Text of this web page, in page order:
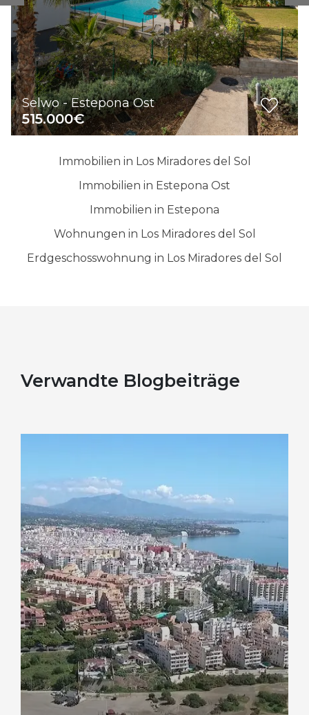
Selwo - Estepona Ost
515.000€
Immobilien in Los Miradores del Sol
Immobilien in Estepona Ost
Immobilien in Estepona
Wohnungen in Los Miradores del Sol
Erdgeschosswohnung in Los Miradores del Sol
Verwandte Blogbeiträge